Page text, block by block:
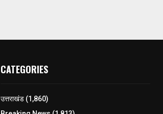
CATEGORIES
उत्तराखंड(1,860)